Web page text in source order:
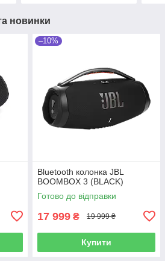
новинки
–10%
Bluetooth колонка JBL
BOOMBOX 3 (BLACK)
Готово до відправки
17 999 ₴ 19 999 ₴
Купити